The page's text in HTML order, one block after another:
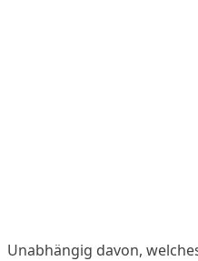
Unabhängig davon,